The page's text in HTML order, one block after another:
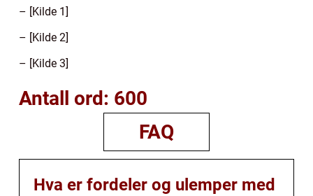
– [Kilde 1]
– [Kilde 2]
– [Kilde 3]
Antall ord: 600
FAQ
Hva er fordeler og ulemper med